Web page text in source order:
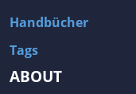
Handbücher
Tags
ABOUT